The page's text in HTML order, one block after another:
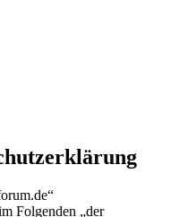
Folgenden „der